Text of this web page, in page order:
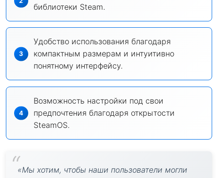
библиотеки Steam.
Удобство использования благодаря
компактным размерам и интуитивно
понятному интерфейсу.
Возможность настройки под свои
предпочтения благодаря открытости
SteamOS.
«Мы хотим, чтобы наши пользователи могли